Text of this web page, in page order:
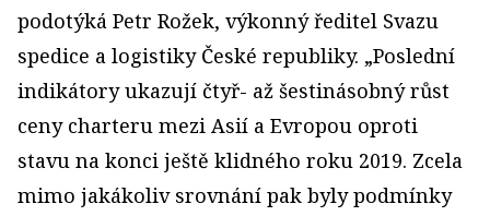
podotýká Petr Rožek, výkonný ředitel Svazu
spedice a logistiky České republiky. „Poslední
indikátory ukazují čtyř- až šestinásobný růst
ceny charteru mezi Asií a Evropou oproti
stavu na konci ještě klidného roku 2019. Zcela
mimo jakákoliv srovnání pak byly podmínky